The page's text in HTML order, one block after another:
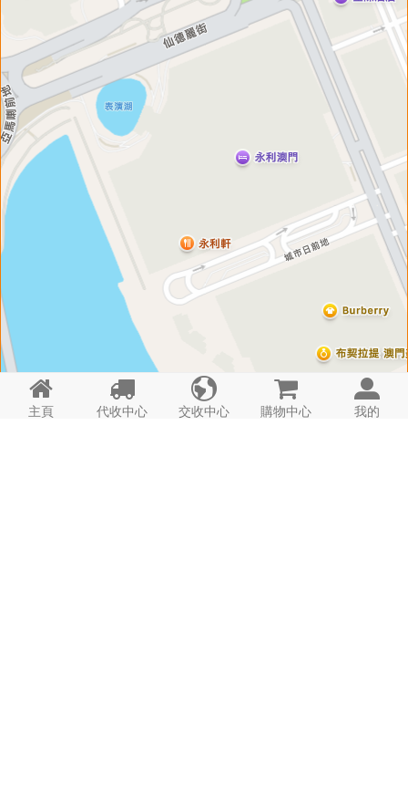

主頁

代收中心

交收中心

購物中心

我的